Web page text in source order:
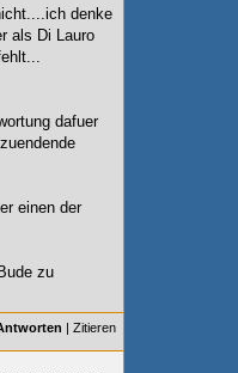
denke
als Di Lauro
dafuer
einen der
zu
| Zitieren